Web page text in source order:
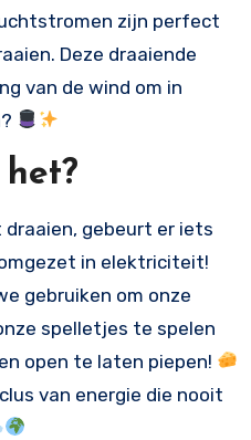
zijn perfect
Deze draaiende
van de wind om in
draaien, gebeurt er iets
in elektriciteit!
gebruiken om onze
spelletjes te spelen
open te laten piepen!
van energie die nooit